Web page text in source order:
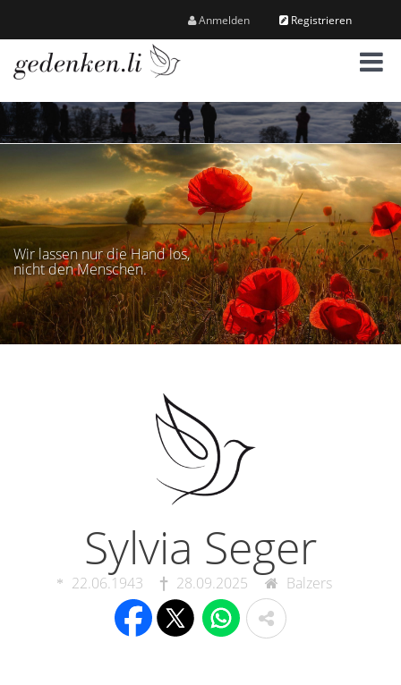
Anmelden Registrieren
M
e
n
ü
Wir lassen nur die Hand los,
nicht den Menschen.
Sylvia Seger
22.06.1943 28.09.2025 Balzers